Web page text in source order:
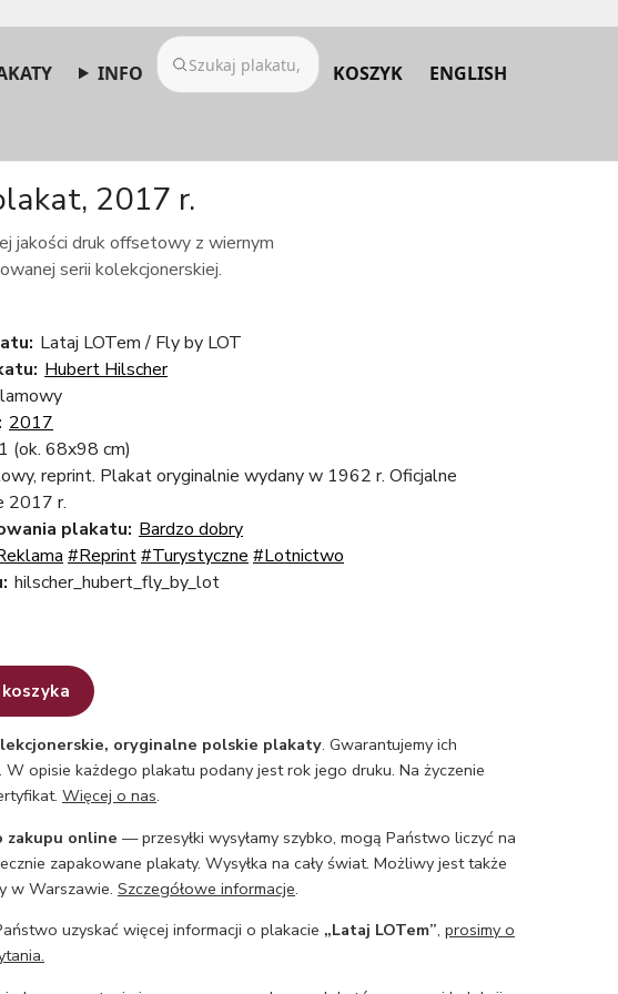
INFO KOSZYK ENGLISH
2017 r.
jakości druk offsetowy z wiernym
serii kolekcjonerskiej.
Lataj LOTem / Fly by LOT
Hubert Hilscher
2017
(ok. 68x98 cm)
reprint. Plakat oryginalnie wydany w 1962 r. Oficjalne
2017 r.
plakatu: Bardzo dobry
#Reprint#Turystyczne #Lotnictwo
hilscher_hubert_fly_by_lot
oryginalne polskie plakaty. Gwarantujemy ich
W opisie każdego plakatu podany jest rok jego druku. Na życzenie
Więcej o nas.
zakupu online — przesyłki wysyłamy szybko, mogą Państwo liczyć na
zapakowane plakaty. Wysyłka na cały świat. Możliwy jest także
w Warszawie. Szczegółowe informacje.
uzyskać więcej informacji o plakacie „Lataj LOTem”, prosimy o